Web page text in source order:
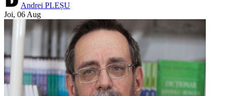
Andrei PLEȘU
Joi, 06 Aug